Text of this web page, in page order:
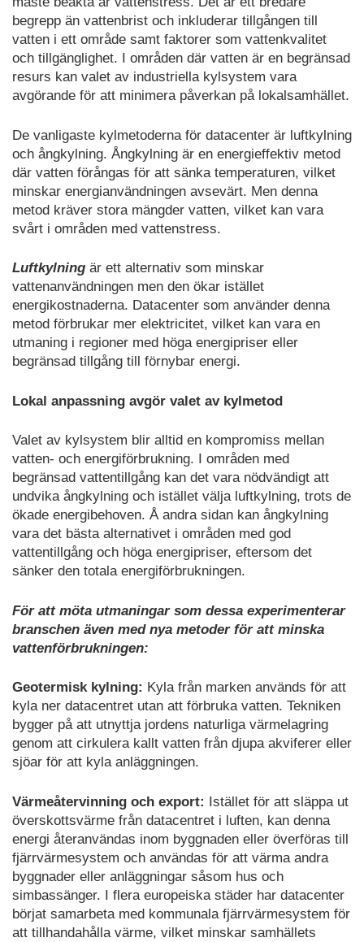
begrepp än vattenbrist och inkluderar tillgången till
vatten i ett område samt faktorer som vattenkvalitet
och tillgänglighet. I områden där vatten är en begränsad
resurs kan valet av industriella kylsystem vara
avgörande för att minimera påverkan på lokalsamhället.
De vanligaste kylmetoderna för datacenter är luftkylning
och ångkylning. Ångkylning är en energieffektiv metod
där vatten förångas för att sänka temperaturen, vilket
minskar energianvändningen avsevärt. Men denna
metod kräver stora mängder vatten, vilket kan vara
svårt i områden med vattenstress.
Luftkylning är ett alternativ som minskar
vattenanvändningen men den ökar istället
energikostnaderna. Datacenter som använder denna
metod förbrukar mer elektricitet, vilket kan vara en
utmaning i regioner med höga energipriser eller
begränsad tillgång till förnybar energi.
Lokal anpassning avgör valet av kylmetod
Valet av kylsystem blir alltid en kompromiss mellan
vatten- och energiförbrukning. I områden med
begränsad vattentillgång kan det vara nödvändigt att
undvika ångkylning och istället välja luftkylning, trots de
ökade energibehoven. Å andra sidan kan ångkylning
vara det bästa alternativet i områden med god
vattentillgång och höga energipriser, eftersom det
sänker den totala energiförbrukningen.
För att möta utmaningar som dessa experimenterar
branschen även med nya metoder för att minska
vattenförbrukningen:
Geotermisk kylning: Kyla från marken används för att
kyla ner datacentret utan att förbruka vatten. Tekniken
bygger på att utnyttja jordens naturliga värmelagring
genom att cirkulera kallt vatten från djupa akviferer eller
sjöar för att kyla anläggningen.
Värmeåtervinning och export: Istället för att släppa ut
överskottsvärme från datacentret i luften, kan denna
energi återanvändas inom byggnaden eller överföras till
fjärrvärmesystem och användas för att värma andra
byggnader eller anläggningar såsom hus och
simbassänger. I flera europeiska städer har datacenter
börjat samarbeta med kommunala fjärrvärmesystem för
att tillhandahålla värme, vilket minskar samhällets